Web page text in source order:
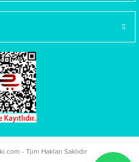
- Tüm Hakları Saklıdır